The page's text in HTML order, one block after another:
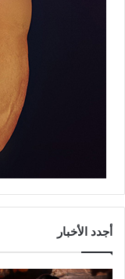
أجدد الأخبار